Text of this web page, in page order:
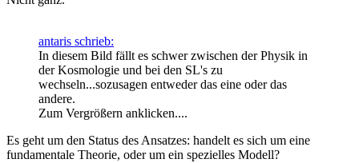
antaris schrieb:
In diesem Bild fällt es schwer zwischen der Physik in
der Kosmologie und bei den SL's zu
wechseln...sozusagen entweder das eine oder das
andere.
Zum Vergrößern anklicken....
Es geht um den Status des Ansatzes: handelt es sich um eine
fundamentale Theorie, oder um ein spezielles Modell?